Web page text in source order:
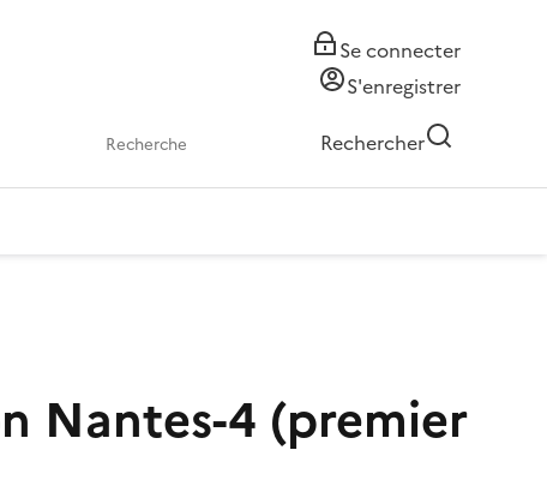
Se connecter
S'enregistrer
Rechercher
Nantes-4 (premier